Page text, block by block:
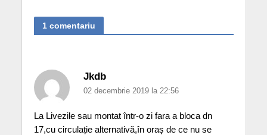
1 comentariu
Jkdb
02 decembrie 2019 la 22:56
La Livezile sau montat într-o zi fara a bloca dn
17,cu circulație alternativă,în oraș de ce nu se